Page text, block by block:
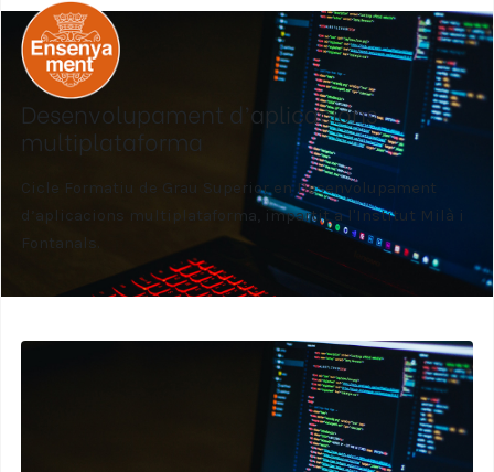
Desenvolupament d’aplicacions
multiplataforma
Cicle Formatiu de Grau Superior en Desenvolupament
d’aplicacions multiplataforma, impartit a l'Institut Milà i
Fontanals.